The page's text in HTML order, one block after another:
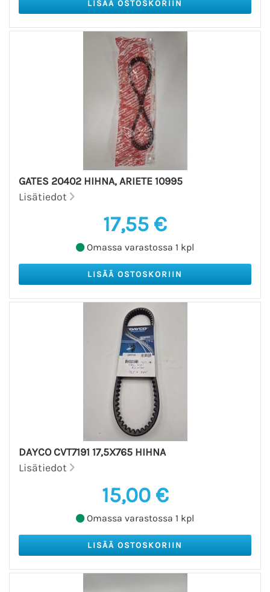
GATES 20402 HIHNA, ARIETE 10995
Lisätiedot
17,55 €
Omassa varastossa 1 kpl
DAYCO CVT7191 17,5X765 HIHNA
Lisätiedot
15,00 €
Omassa varastossa 1 kpl